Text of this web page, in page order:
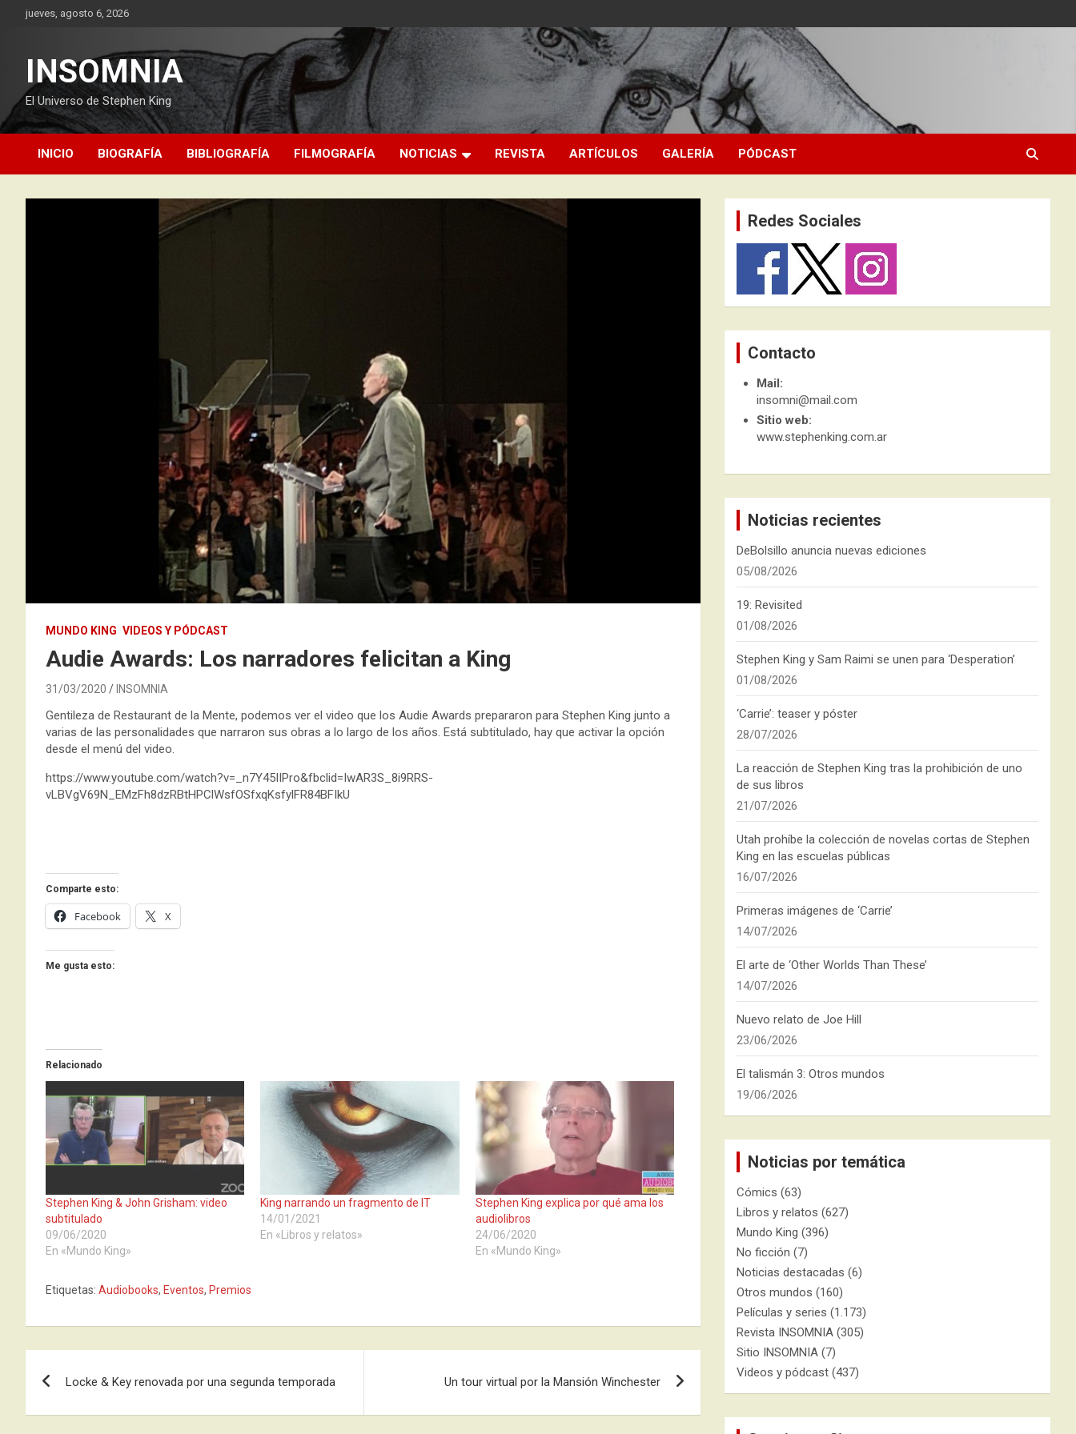
Saltarjueves, agosto 6, 2026
INSOMNIA
El Universo de Stephen King
INICIO BIOGRAFÍA BIBLIOGRAFÍA FILMOGRAFÍA NOTICIAS REVISTA ARTÍCULOS GALERÍA PÓDCAST
MUNDO KING VIDEOS Y PÓDCAST
Audie Awards: Los narradores felicitan a King
31/03/2020 INSOMNIA
Gentileza de Restaurant de la Mente, podemos ver el video que los Audie Awards prepararon para Stephen King junto a
varias de las personalidades que narraron sus obras a lo largo de los años. Está subtitulado, hay que activar la opción
desde el menú del video.
https://www.youtube.com/watch?v=_n7Y45IIPro&fbclid=IwAR3S_8i9RRS-
vLBVgV69N_EMzFh8dzRBtHPClWsfOSfxqKsfylFR84BFIkU
Comparte esto:
Facebook X
Me gusta esto:
Relacionado
Stephen King & John Grisham: video
subtitulado
09/06/2020
En «Mundo King»
King narrando un fragmento de IT
14/01/2021
En «Libros y relatos»
Stephen King explica por qué ama los
audiolibros
24/06/2020
En «Mundo King»
Etiquetas: Audiobooks, Eventos, Premios
Locke & Key renovada por una segunda temporada Un tour virtual por la Mansión Winchester
Redes Sociales
Contacto
Mail:
insomni@mail.com
Sitio web:
www.stephenking.com.ar
Noticias recientes
DeBolsillo anuncia nuevas ediciones
05/08/2026
19: Revisited
01/08/2026
Stephen King y Sam Raimi se unen para ‘Desperation’
01/08/2026
‘Carrie’: teaser y póster
28/07/2026
La reacción de Stephen King tras la prohibición de uno
de sus libros
21/07/2026
Utah prohíbe la colección de novelas cortas de Stephen
King en las escuelas públicas
16/07/2026
Primeras imágenes de ‘Carrie’
14/07/2026
El arte de ‘Other Worlds Than These’
14/07/2026
Nuevo relato de Joe Hill
23/06/2026
El talismán 3: Otros mundos
19/06/2026
Noticias por temática
Cómics (63)
Libros y relatos (627)
Mundo King (396)
No ficción (7)
Noticias destacadas (6)
Otros mundos (160)
Películas y series (1.173)
Revista INSOMNIA (305)
Sitio INSOMNIA (7)
Videos y pódcast (437)